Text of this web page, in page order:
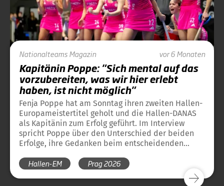
NationalteamsMagazin vor 6 Monaten
Kapitänin Poppe: "Sich mental auf das
vorzubereiten, was wir hier erlebt
haben, ist nicht möglich"
Fenja Poppe hat am Sonntag ihren zweiten Hallen-
Europameistertitel geholt und die Hallen-DANAS
als Kapitänin zum Erfolg geführt. Im Interview
spricht Poppe über den Unterschied der beiden
Erfolge, ihre Gedanken beim entscheidenden
ihre Emotionen nach dem Triumph.
Hallen-EM Prag 2026